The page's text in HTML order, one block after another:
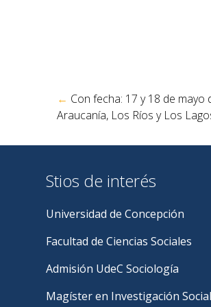
entradas
← Con fecha: 17 y 18 de
Araucanía, Los Ríos y Los
Stios de interés
Universidad de Concepción
Facultad de Ciencias Sociales
Admisión UdeC Sociología
Magíster en Investigación